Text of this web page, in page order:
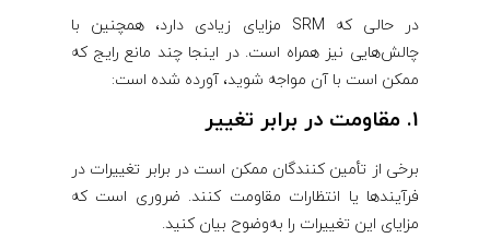
در حالی که SRM مزایای زیادی دارد، همچنین با
چالش‌هایی نیز همراه است. در اینجا چند مانع رایج که
ممکن است با آن مواجه شوید، آورده شده است:
1. مقاومت در برابر تغییر
برخی از تأمین ‌کنندگان ممکن است در برابر تغییرات در
فرآیندها یا انتظارات مقاومت کنند. ضروری است که
مزایای این تغییرات را به‌وضوح بیان کنید.